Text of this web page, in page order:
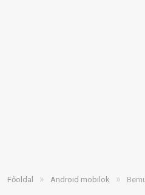
Főoldal » Android mobilok »